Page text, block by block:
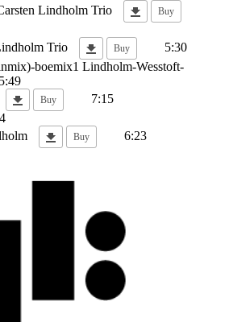
Lindholm Trio Buy
Trio Buy
5:30
boemix1 Lindholm-Wesstoft-
5:49
Buy
7:15
Buy 6:23